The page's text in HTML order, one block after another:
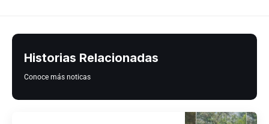
Historias Relacionadas
Conoce más noticas